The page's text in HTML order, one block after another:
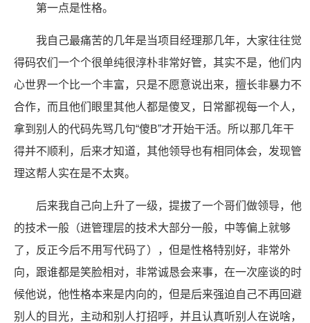
第一点是性格。
我自己最痛苦的几年是当项目经理那几年，大家往往觉
得码农们一个个很单纯很淳朴非常好管，其实不是，他们内
心世界一个比一个丰富，只是不愿意说出来，擅长非暴力不
合作，而且他们眼里其他人都是傻叉，日常鄙视每一个人，
拿到别人的代码先骂几句“傻B”才开始干活。所以那几年干
得并不顺利，后来才知道，其他领导也有相同体会，发现管
理这帮人实在是不太爽。
后来我自己向上升了一级，提拔了一个哥们做领导，他
的技术一般（进管理层的技术大部分一般，中等偏上就够
了，反正今后不用写代码了），但是性格特别好，非常外
向，跟谁都是笑脸相对，非常诚恳会来事，在一次座谈的时
候他说，他性格本来是内向的，但是后来强迫自己不再回避
别人的目光，主动和别人打招呼，并且认真听别人在说啥，